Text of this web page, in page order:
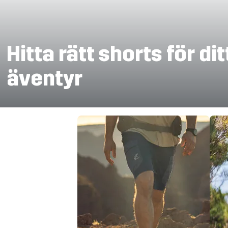
Hitta rätt shorts för
äventyr